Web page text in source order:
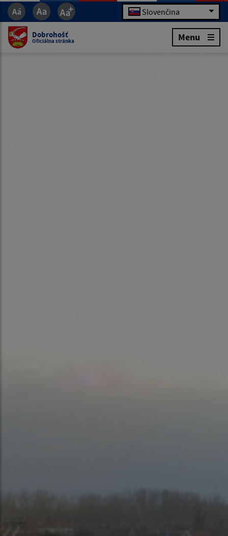
Slovenčina
Dobrohošť
Oficiálna stránka Menu